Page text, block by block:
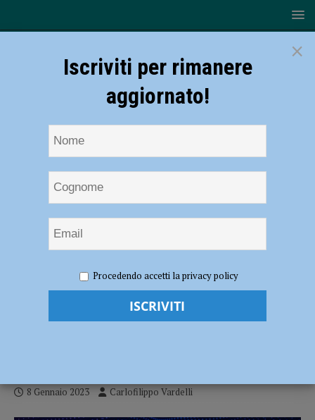
coach Botti: la Gas Sales Piacenza passa 3-1 a Trento
Volley, Superlega – Buona la prima per
8 Gennaio 2023 Carlofilippo Vardelli
×
Iscriviti per rimanere
aggiornato!
Procedendo accetti la privacy policy